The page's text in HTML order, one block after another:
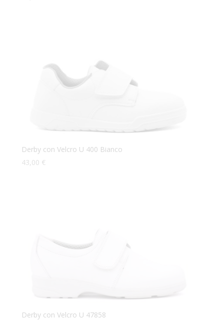
Derby con Velcro U 400 Bianco
43,00 €
Derby con Velcro U 47858